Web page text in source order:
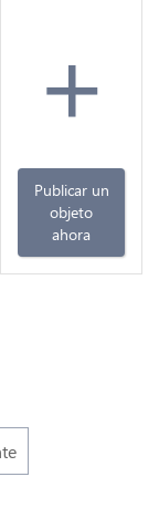
+
Publicar un
objeto
ahora